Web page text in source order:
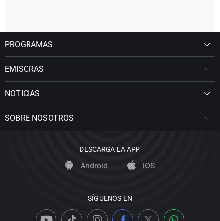
PROGRAMAS
EMISORAS
NOTICIAS
SOBRE NOSOTROS
DESCARGA LA APP
Android iOS
SÍGUENOS EN